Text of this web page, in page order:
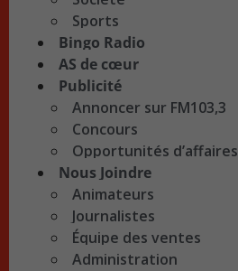
Sports
Bingo Radio
AS de cœur
Publicité
Annoncer sur FM103,3
Concours
Opportunités d’affaires
Nous Joindre
Animateurs
Journalistes
Équipe des ventes
Administration